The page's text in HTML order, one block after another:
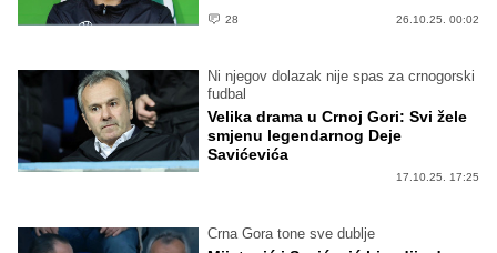
28 26.10.25. 00:02
Ni njegov dolazak nije spas za crnogorski
fudbal
Velika drama u Crnoj Gori: Svi žele
smjenu legendarnog Deje
Savićevića
17.10.25. 17:25
Crna Gora tone sve dublje